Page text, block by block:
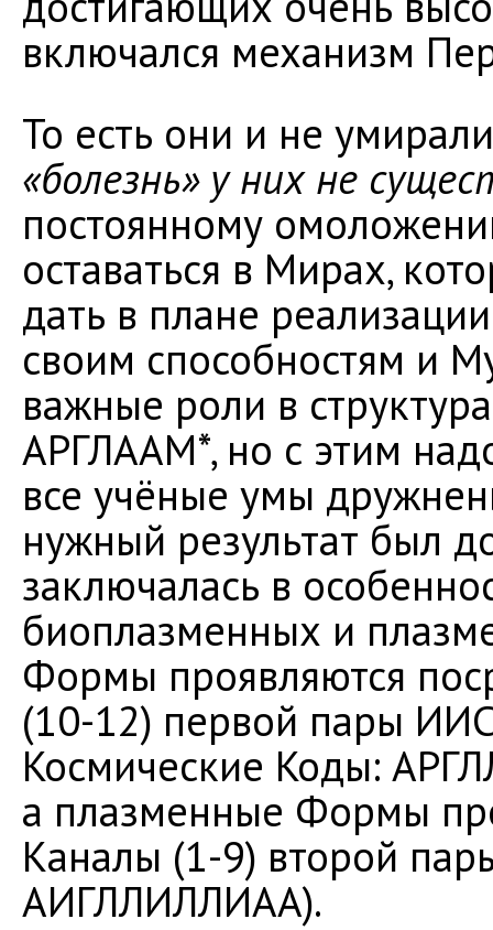
включался механизм
То есть они и не
«болезнь» у них не
постоянному
оставаться в Мирах,
дать в плане
своим способностям и
важные роли в
АРГЛААМ*, но с этим
все учёные умы
нужный результат был
заключалась в
биоплазменных и
Формы проявляются
(10-12) первой пары
Космические Коды:
а плазменные Формы
Каналы (1-9) второй
АИГЛЛИЛЛИАА).